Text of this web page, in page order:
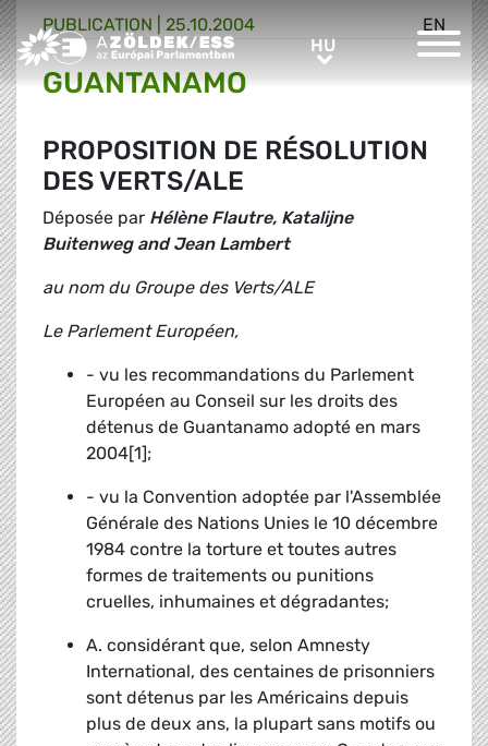
Greens/EFA Home HUHU
EN
PUBLICATION | 25.10.2004
GUANTANAMO
PROPOSITION DE RÉSOLUTION
DES VERTS/ALE
Déposée par Hélène Flautre, Katalijne
Buitenweg and Jean Lambert
au nom du Groupe des Verts/ALE
Le Parlement Européen,
- vu les recommandations du Parlement
Européen au Conseil sur les droits des
détenus de Guantanamo adopté en mars
2004[1];
- vu la Convention adoptée par l'Assemblée
Générale des Nations Unies le 10 décembre
1984 contre la torture et toutes autres
formes de traitements ou punitions
cruelles, inhumaines et dégradantes;
A. considérant que, selon Amnesty
International, des centaines de prisonniers
sont détenus par les Américains depuis
plus de deux ans, la plupart sans motifs ou